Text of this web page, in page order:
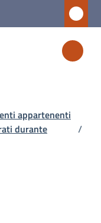
appartenenti
durante
/